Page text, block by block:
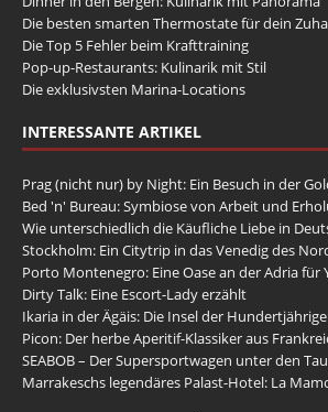
Die besten smarten Thermostate für dein
Die Top 5 Fehler beim Krafttraining
Pop-up-Restaurants: Kulinarik mit Stil
Die exklusivsten Marina-Locations
INTERESSANTE ARTIKEL
Prag (nicht nur) by Night: Ein Besuch in der
Bed 'n' Bureau: Symbiose von Arbeit und
Wie unterschiedlich die Käufliche Liebe in
Stockholm: Ein Citytrip in das Venedig des
Porto Montenegro: Eine Oase an der Adria für
Dirty Talk: Eine Escort-Lady erzählt
Ikaria in der Ägäis: Die Insel der
Picon: Der herbe Aperitif-Klassiker aus
SEABOB – Der Supersportwagen unter den
Marrakeschs legendäres Palast-Hotel: La